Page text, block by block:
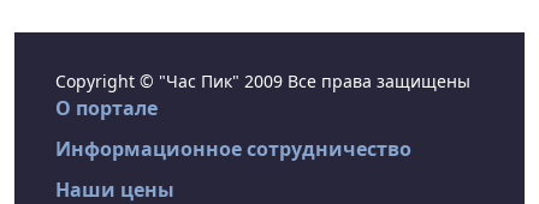
Copyright © "Час Пик" 2009 Все права защищены
О портале
Информационное сотрудничество
Наши цены